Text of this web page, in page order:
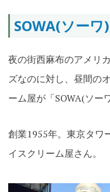
SOWA(ソーワ)
夜の街西麻布のアメリ
ズなのに対し、昼間の
ーム屋が「SOWA(ソー
創業1955年。東京タワ
イスクリーム屋さん。